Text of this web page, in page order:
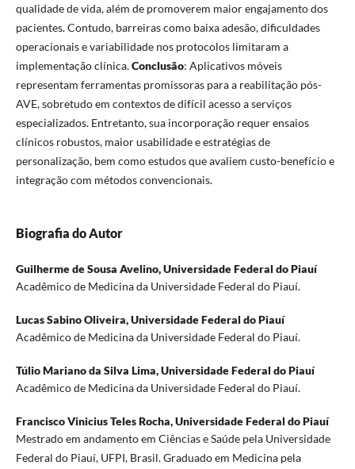
qualidade de vida, além de promoverem maior engajamento dos
pacientes. Contudo, barreiras como baixa adesão, dificuldades
operacionais e variabilidade nos protocolos limitaram a
implementação clínica.Conclusão: Aplicativos móveis
representam ferramentas promissoras para a reabilitação pós-
AVE, sobretudo em contextos de difícil acesso a serviços
especializados. Entretanto, sua incorporação requer ensaios
clínicos robustos, maior usabilidade e estratégias de
personalização, bem como estudos que avaliem custo-benefício e
integração com métodos convencionais.
Biografia do Autor
Guilherme de Sousa Avelino,Universidade Federal do Piauí
Acadêmico de Medicina da Universidade Federal do Piauí.
Lucas Sabino Oliveira,Universidade Federal do Piauí
Acadêmico de Medicina da Universidade Federal do Piauí.
Túlio Mariano da Silva Lima,Universidade Federal do Piauí
Acadêmico de Medicina da Universidade Federal do Piauí.
Francisco Vinicius Teles Rocha,Universidade Federal do Piauí
Mestrado em andamento em Ciências e Saúde pela Universidade
Federal do Piauí, UFPI, Brasil. Graduado em Medicina pela